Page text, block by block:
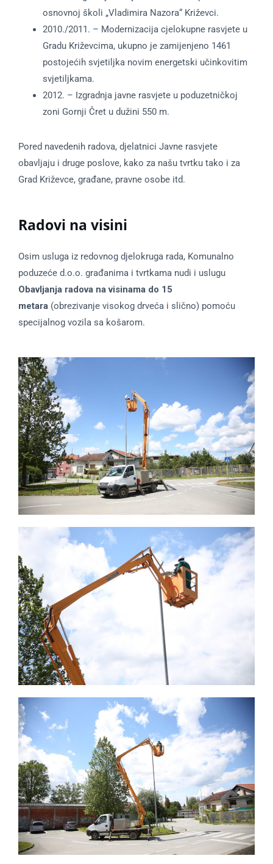
osnovnoj školi „Vladimira Nazora“ Križevci.
2010./2011. – Modernizacija cjelokupne rasvjete u
Gradu Križevcima, ukupno je zamijenjeno 1461
postojećih svjetiljka novim energetski učinkovitim
svjetiljkama.
2012. – Izgradnja javne rasvjete u poduzetničkoj
zoni Gornji Čret u dužini 550 m.
Pored navedenih radova, djelatnici Javne rasvjete
obavljaju i druge poslove, kako za našu tvrtku tako i za
Grad Križevce, građane, pravne osobe itd.
Radovi na visini
Osim usluga iz redovnog djelokruga rada, Komunalno
poduzeće d.o.o. građanima i tvrtkama nudi i uslugu
Obavljanja radova na visinama do 15
metara (obrezivanje visokog drveća i slično) pomoću
specijalnog vozila sa košarom.